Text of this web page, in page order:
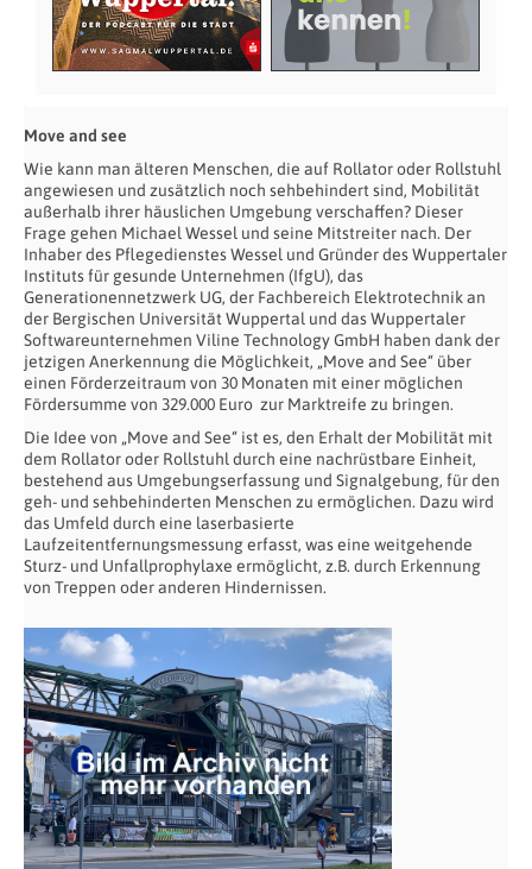
Move and see
Wie kann man älteren Menschen, die auf Rollator oder Rollstuhl
angewiesen und zusätzlich noch sehbehindert sind, Mobilität
außerhalb ihrer häuslichen Umgebung verschaffen? Dieser
Frage gehen Michael Wessel und seine Mitstreiter nach. Der
Inhaber des Pflegedienstes Wessel und Gründer des Wuppertaler
Instituts für gesunde Unternehmen (IfgU), das
Generationennetzwerk UG, der Fachbereich Elektrotechnik an
der Bergischen Universität Wuppertal und das Wuppertaler
Softwareunternehmen Viline Technology GmbH haben dank der
jetzigen Anerkennung die Möglichkeit, „Move and See“ über
einen Förderzeitraum von 30 Monaten mit einer möglichen
Fördersumme von 329.000 Euro zur Marktreife zu bringen.
Die Idee von „Move and See“ ist es, den Erhalt der Mobilität mit
dem Rollator oder Rollstuhl durch eine nachrüstbare Einheit,
bestehend aus Umgebungserfassung und Signalgebung, für den
geh- und sehbehinderten Menschen zu ermöglichen. Dazu wird
das Umfeld durch eine laserbasierte
Laufzeitentfernungsmessung erfasst, was eine weitgehende
Sturz- und Unfallprophylaxe ermöglicht, z.B. durch Erkennung
von Treppen oder anderen Hindernissen.